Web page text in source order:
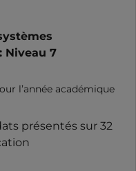
Niveau 7
l’année académique
présentés sur 32